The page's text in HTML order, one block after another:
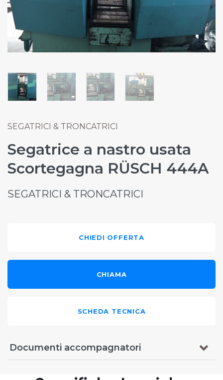
SEGATRICI & TRONCATRICI
Segatrice a nastro usata
Scortegagna RÜSCH 444A
SEGATRICI & TRONCATRICI
CHIEDI OFFERTA
CHIAMA
SCHEDA TECNICA
Documenti accompagnatori